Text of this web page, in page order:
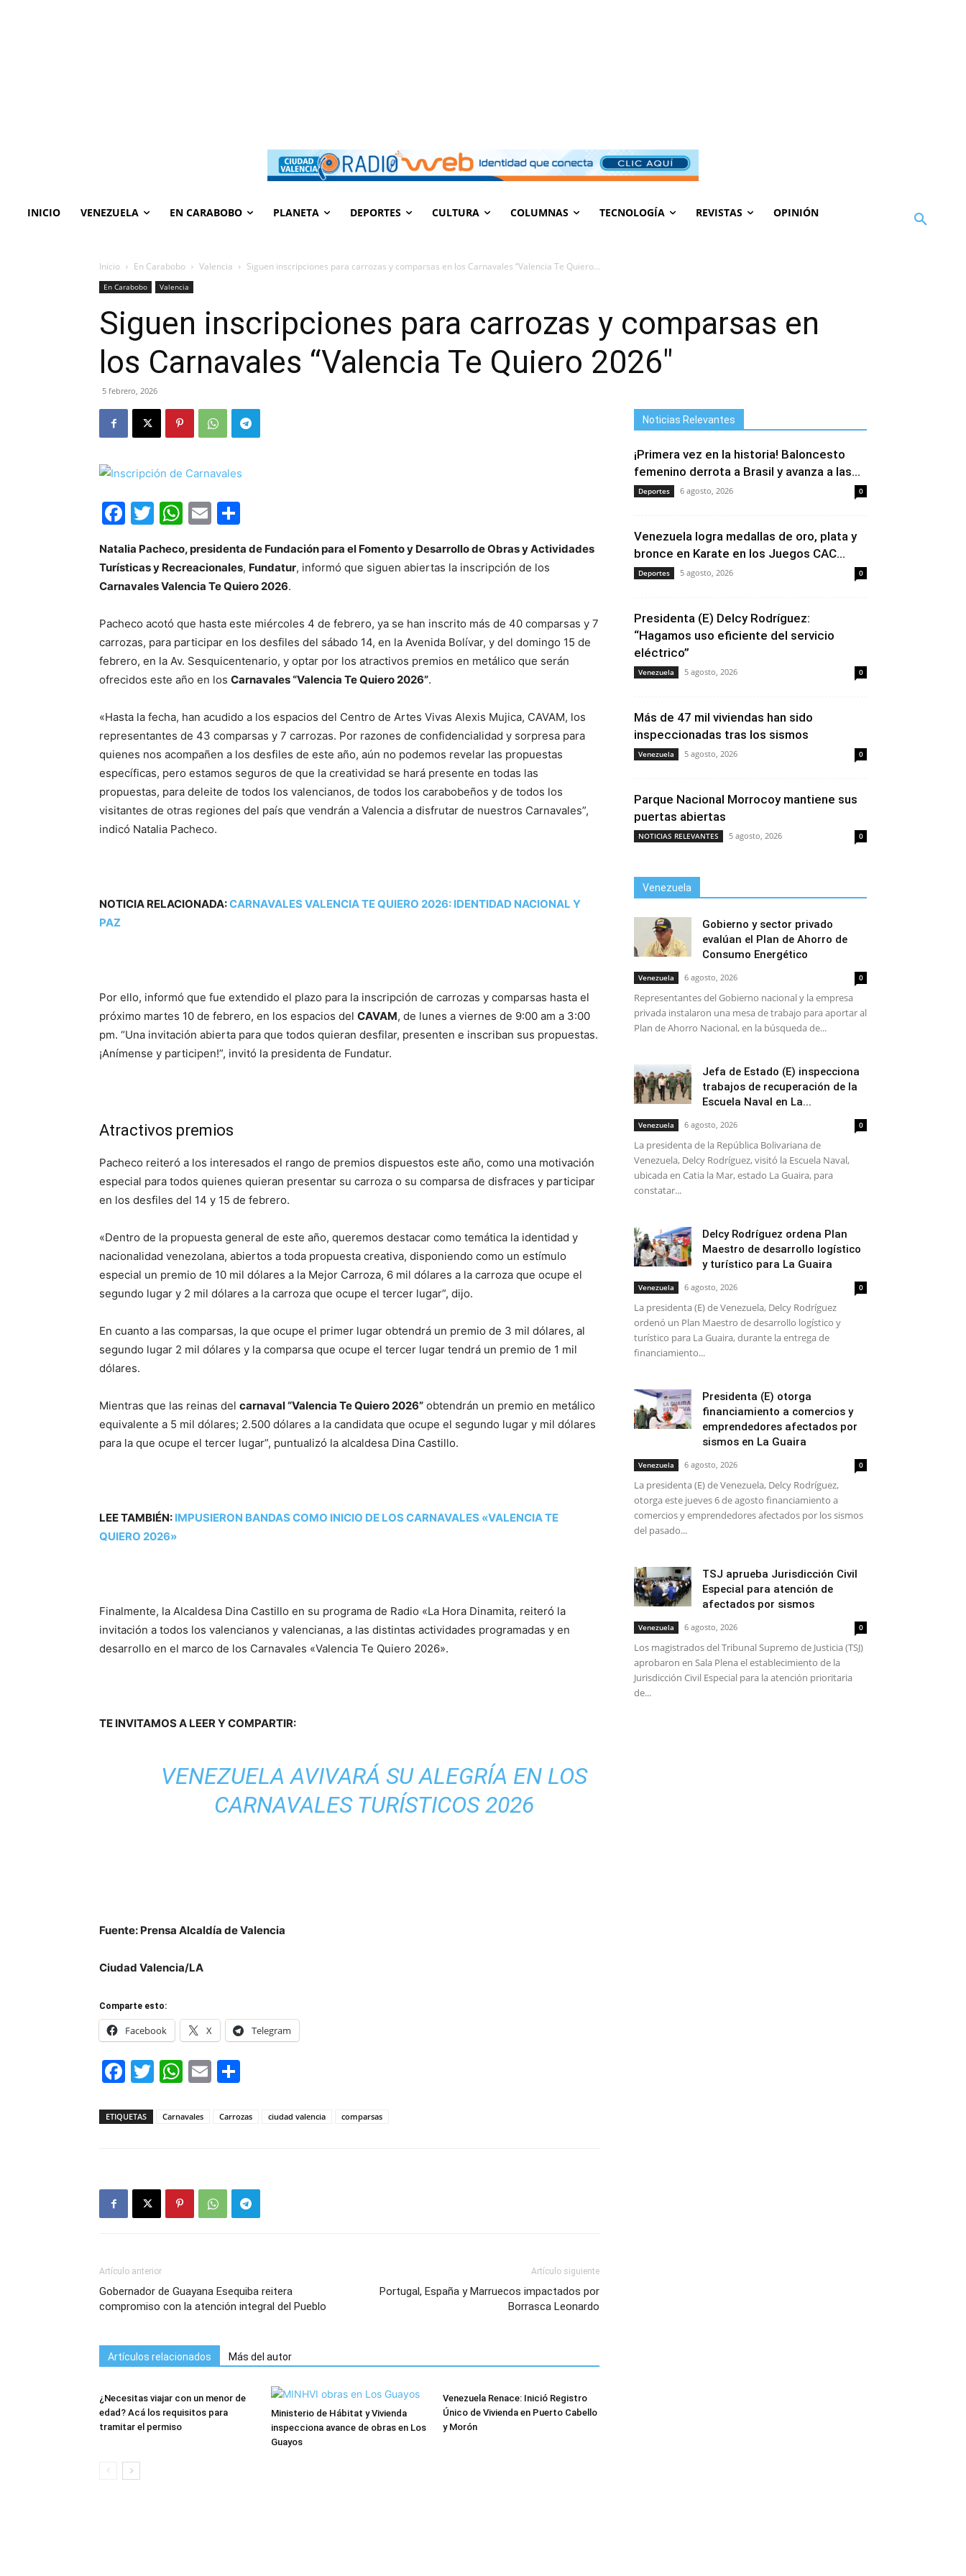
INICIO VENEZUELA EN CARABOBO PLANETA DEPORTES CULTURA COLUMNAS TECNOLOGÍA REVISTAS OPINIÓN
Inicio En Carabobo Valencia Siguen inscripciones para carrozas y comparsas en los Carnavales “Valencia Te Quiero...
En Carabobo Valencia
Siguen inscripciones para carrozas y comparsas en
los Carnavales “Valencia Te Quiero 2026″
5 febrero, 2026
Facebook
Twitter
WhatsApp
Email
Natalia Pacheco, presidenta de Fundación para el Fomento y Desarrollo de Obras y Actividades
Turísticas y Recreacionales, Fundatur, informó que siguen abiertas la inscripción de los
Carnavales Valencia Te Quiero 2026.
Pacheco acotó que hasta este miércoles 4 de febrero, ya se han inscrito más de 40 comparsas y 7
carrozas, para participar en los desfiles del sábado 14, en la Avenida Bolívar, y del domingo 15 de
febrero, en la Av. Sesquicentenario, y optar por los atractivos premios en metálico que serán
ofrecidos este año en los Carnavales “Valencia Te Quiero 2026”.
«Hasta la fecha, han acudido a los espacios del Centro de Artes Vivas Alexis Mujica, CAVAM, los
representantes de 43 comparsas y 7 carrozas. Por razones de confidencialidad y sorpresa para
quienes nos acompañen a los desfiles de este año, aún no podemos revelar las propuestas
específicas, pero estamos seguros de que la creatividad se hará presente en todas las
propuestas, para deleite de todos los valencianos, de todos los carabobeños y de todos los
visitantes de otras regiones del país que vendrán a Valencia a disfrutar de nuestros Carnavales”,
indicó Natalia Pacheco.
NOTICIA RELACIONADA:CARNAVALES VALENCIA TE QUIERO 2026: IDENTIDAD NACIONAL Y
PAZ
Por ello, informó que fue extendido el plazo para la inscripción de carrozas y comparsas hasta el
próximo martes 10 de febrero, en los espacios del CAVAM, de lunes a viernes de 9:00 am a 3:00
pm. “Una invitación abierta para que todos quieran desfilar, presenten e inscriban sus propuestas.
¡Anímense y participen!”, invitó la presidenta de Fundatur.
Atractivos premios
Pacheco reiteró a los interesados el rango de premios dispuestos este año, como una motivación
especial para todos quienes quieran presentar su carroza o su comparsa de disfraces y participar
en los desfiles del 14 y 15 de febrero.
«Dentro de la propuesta general de este año, queremos destacar como temática la identidad y
nacionalidad venezolana, abiertos a toda propuesta creativa, disponiendo como un estímulo
especial un premio de 10 mil dólares a la Mejor Carroza, 6 mil dólares a la carroza que ocupe el
segundo lugar y 2 mil dólares a la carroza que ocupe el tercer lugar”, dijo.
En cuanto a las comparsas, la que ocupe el primer lugar obtendrá un premio de 3 mil dólares, al
segundo lugar 2 mil dólares y la comparsa que ocupe el tercer lugar tendrá un premio de 1 mil
dólares.
Mientras que las reinas del carnaval “Valencia Te Quiero 2026” obtendrán un premio en metálico
equivalente a 5 mil dólares; 2.500 dólares a la candidata que ocupe el segundo lugar y mil dólares
para la que ocupe el tercer lugar”, puntualizó la alcaldesa Dina Castillo.
LEE TAMBIÉN: IMPUSIERON BANDAS COMO INICIO DE LOS CARNAVALES «VALENCIA TE
QUIERO 2026»
Finalmente, la Alcaldesa Dina Castillo en su programa de Radio «La Hora Dinamita, reiteró la
invitación a todos los valencianos y valencianas, a las distintas actividades programadas y en
desarrollo en el marco de los Carnavales «Valencia Te Quiero 2026».
TE INVITAMOS A LEER Y COMPARTIR:
VENEZUELA AVIVARÁ SU ALEGRÍA EN LOS
CARNAVALES TURÍSTICOS 2026
Fuente: Prensa Alcaldía de Valencia
Ciudad Valencia/LA
Comparte esto:
Facebook X Telegram
Facebook
Twitter
WhatsApp
Email
ETIQUETAS Carnavales Carrozas ciudad valencia comparsas
Artículo anterior
Gobernador de Guayana Esequiba reitera
compromiso con la atención integral del Pueblo
Artículo siguiente
Portugal, España y Marruecos impactados por
Borrasca Leonardo
Artículos relacionados Más del autor
¿Necesitas viajar con un menor de
edad? Acá los requisitos para
tramitar el permiso
Ministerio de Hábitat y Vivienda
inspecciona avance de obras en Los
Guayos
Venezuela Renace: Inició Registro
Único de Vivienda en Puerto Cabello
y Morón
Noticias Relevantes
¡Primera vez en la historia! Baloncesto
femenino derrota a Brasil y avanza a las...
Deportes 6 agosto, 2026 0
Venezuela logra medallas de oro, plata y
bronce en Karate en los Juegos CAC...
Deportes 5 agosto, 2026 0
Presidenta (E) Delcy Rodríguez:
“Hagamos uso eficiente del servicio
eléctrico”
Venezuela 5 agosto, 2026 0
Más de 47 mil viviendas han sido
inspeccionadas tras los sismos
Venezuela 5 agosto, 2026 0
Parque Nacional Morrocoy mantiene sus
puertas abiertas
NOTICIAS RELEVANTES 5 agosto, 2026 0
Venezuela
Gobierno y sector privado
evalúan el Plan de Ahorro de
Consumo Energético
Venezuela 6 agosto, 2026 0
Representantes del Gobierno nacional y la empresa
privada instalaron una mesa de trabajo para aportar al
Plan de Ahorro Nacional, en la búsqueda de...
Jefa de Estado (E) inspecciona
trabajos de recuperación de la
Escuela Naval en La...
Venezuela 6 agosto, 2026 0
La presidenta de la República Bolivariana de
Venezuela, Delcy Rodríguez, visitó la Escuela Naval,
ubicada en Catia la Mar, estado La Guaira, para
constatar...
Delcy Rodríguez ordena Plan
Maestro de desarrollo logístico
y turístico para La Guaira
Venezuela 6 agosto, 2026 0
La presidenta (E) de Venezuela, Delcy Rodríguez
ordenó un Plan Maestro de desarrollo logístico y
turístico para La Guaira, durante la entrega de
financiamiento...
Presidenta (E) otorga
financiamiento a comercios y
emprendedores afectados por
sismos en La Guaira
Venezuela 6 agosto, 2026 0
La presidenta (E) de Venezuela, Delcy Rodríguez,
otorga este jueves 6 de agosto financiamiento a
comercios y emprendedores afectados por los sismos
del pasado...
TSJ aprueba Jurisdicción Civil
Especial para atención de
afectados por sismos
Venezuela 6 agosto, 2026 0
Los magistrados del Tribunal Supremo de Justicia (TSJ)
aprobaron en Sala Plena el establecimiento de la
Jurisdicción Civil Especial para la atención prioritaria
de...